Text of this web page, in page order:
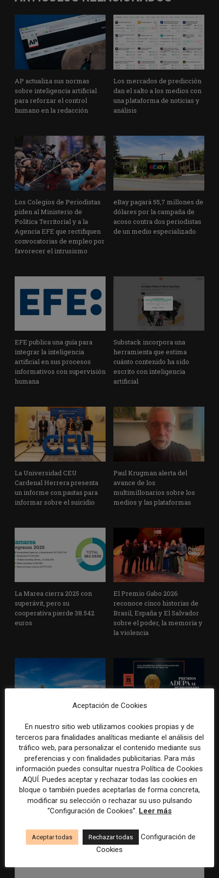
AP actualiza sus normas
sobre inteligencia artificial
para reforzar el control
humano en la redacción
Los mercados de predicción
dan el salto a los medios con
una plataforma de noticias y
análisis
Los Colegios de Periodistas
piden al Ministerio de
Política Territorial y a la
Agencia EFE que rectifiquen
convocatorias de empleo por
favorecer el intrusismo
eBay pagará 55,7 millones de
dólares por la campaña de
acoso contra dos periodistas
de un medio especializado
EFE publica una guía para
integrar la inteligencia
artificial en sus procesos
informativos con supervisión
humana
Substack incorpora una
herramienta que estima
cuánto contenido ha sido
escrito con inteligencia
artificial
La Universidad CEU
Cardenal Herrera presenta
un informe con pautas para
informar sobre el suicidio
Paul Krugman alerta del
avance de los
multimillonarios sobre los
medios y las plataformas
La Marea cierra 2025 con
superávit, pero su
cooperativa pierde 38.542
euros
El Premio Gabo 2026
reconoce cinco historias de
Brasil, España y El Salvador
sobre el poder, la memoria y
la violencia
Radio Televisión Madrid
establece un sistema de
control para el uso de la
inteligencia artificial
ADEPA crea un premio
especial para la mejor
cobertura periodística del
Mundial 2026
DEJA UNA RESPUESTA
Aceptación de Cookies
En nuestro sitio web utilizamos cookies propias y de
terceros para finalidades analíticas mediante el análisis del
tráfico web, para personalizar el contenido mediante sus
preferencias y con finalidades publicitarias. Para más
información puedes consultar nuestra Política de Cookies
AQUÍ. Puedes aceptar y rechazar todas las cookies en
bloque o también puedes aceptarlas de forma concreta,
modificar su selección o rechazar su uso pulsando
“Configuración de Cookies”. Leer más
Aceptar todas Rechazar todas
Configuración de
Cookies